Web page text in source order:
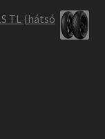
TL (hátsó